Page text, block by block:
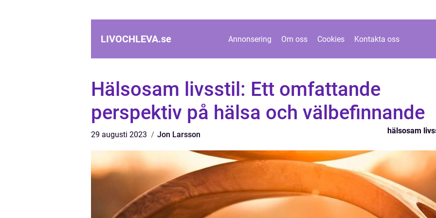
LIVOCHLEVA.se Annonsering Om oss Cookies Kontakta oss
Hälsosam livsstil: Ett omfattande
perspektiv på hälsa och välbefinnande
29 augusti 2023 Jon Larsson hälsosam